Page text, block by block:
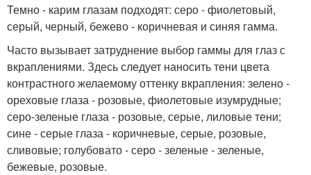
Темно - карим глазам подходят: серо - фиолетовый,
серый, черный, бежево - коричневая и синяя гамма.
Часто вызывает затруднение выбор гаммы для глаз с
вкраплениями. Здесь следует наносить тени цвета
контрастного желаемому оттенку вкрапления: зелено -
ореховые глаза - розовые, фиолетовые изумрудные;
серо-зеленые глаза - розовые, серые, лиловые тени;
сине - серые глаза - коричневые, серые, розовые,
сливовые; голубовато - серо - зеленые - зеленые,
бежевые, розовые.